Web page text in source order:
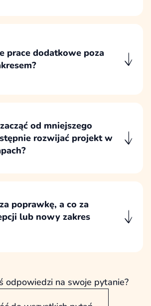
prace dodatkowe poza
od mniejszego
rozwijać projekt w
wcześniejszych prac.
poprawkę, a co za
lub nowy zakres
pracy projektowej lub
odpowiedzi na swoje pytanie?